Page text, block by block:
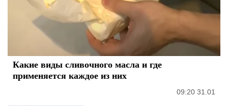
Какие виды сливочного масла и где
применяется каждое из них
09:20 31.01